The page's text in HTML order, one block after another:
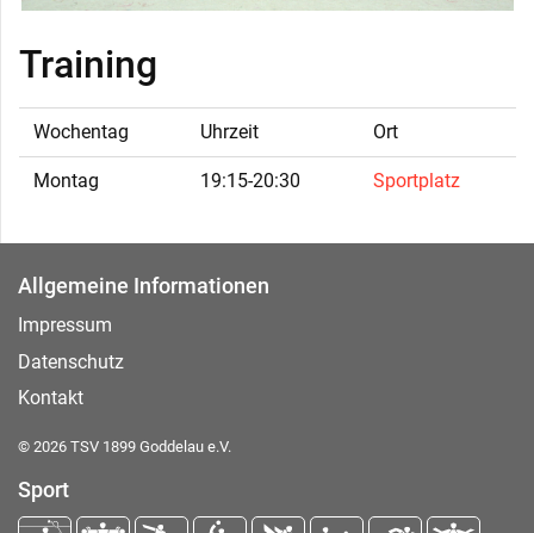
Training
Wochentag Uhrzeit Ort
Montag 19:15-20:30 Sportplatz
Allgemeine Informationen
Impressum
Datenschutz
Kontakt
© 2026 TSV 1899 Goddelau e.V.
Sport